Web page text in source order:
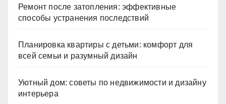
Ремонт после затопления: эффективные
способы устранения последствий
Планировка квартиры с детьми: комфорт для
всей семьи и разумный дизайн
Уютный дом: советы по недвижимости и дизайну
интерьера